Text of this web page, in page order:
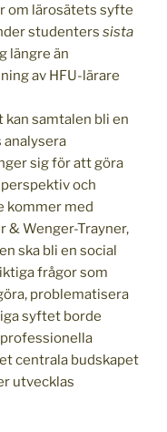
om lärosätets syfte
studenters sista
längre än
av HFU-lärare
samtalen bli en
sig för att göra
och
kommer med
& Wenger-Trayner,
ska bli en social
frågor som
problematisera
syftet borde
centrala budskapet
utvecklas